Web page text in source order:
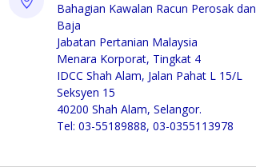
Bahagian Kawalan Racun Perosak dan
Baja
Jabatan Pertanian Malaysia
Menara Korporat, Tingkat 4
IDCC Shah Alam, Jalan Pahat L 15/L
Seksyen 15
40200 Shah Alam, Selangor.
Tel: 03-55189888, 03-0355113978